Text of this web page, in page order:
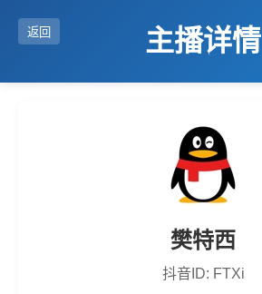
返回 主播详情
樊特西
抖音ID: FTXi